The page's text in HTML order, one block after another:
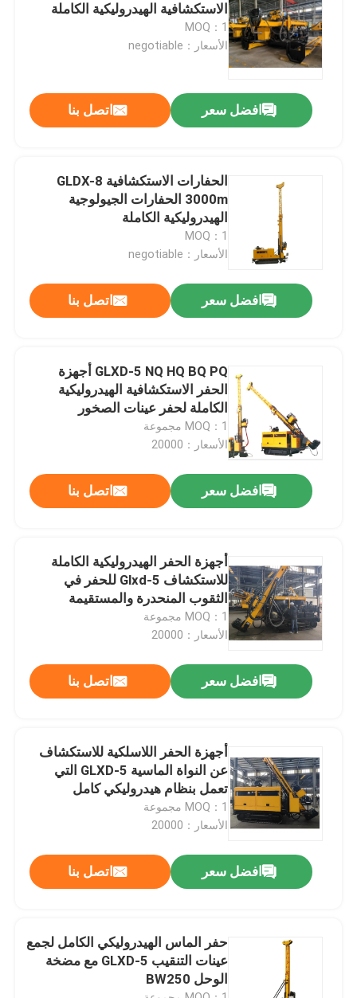
منتجات
معلومات عنا
جولة في المعمل
أخبار
اطلب اقتباس
آلات الحفر
جهاز حفر آبار المياه
الاستكشافية الهيدروليكية الكاملة
MOQ：1
الأسعار：negotiable
افضل سعر اتصل بنا
الحفارات الاستكشافية GLDX-8
3000m الحفارات الجيولوجية
الهيدروليكية الكاملة
MOQ：1
الأسعار：negotiable
افضل سعر اتصل بنا
GLXD-5 NQ HQ BQ PQ أجهزة
الحفر الاستكشافية الهيدروليكية
الكاملة لحفر عينات الصخور
MOQ：1 مجموعة
الأسعار：20000
افضل سعر اتصل بنا
أجهزة الحفر الهيدروليكية الكاملة
للاستكشاف Glxd-5 للحفر في
الثقوب المنحدرة والمستقيمة
MOQ：1 مجموعة
الأسعار：20000
افضل سعر اتصل بنا
أجهزة الحفر اللاسلكية للاستكشاف
عن النواة الماسية GLXD-5 التي
تعمل بنظام هيدروليكي كامل
MOQ：1 مجموعة
الأسعار：20000
افضل سعر اتصل بنا
حفر الماس الهيدروليكي الكامل لجمع
عينات التنقيب GLXD-5 مع مضخة
الوحل BW250